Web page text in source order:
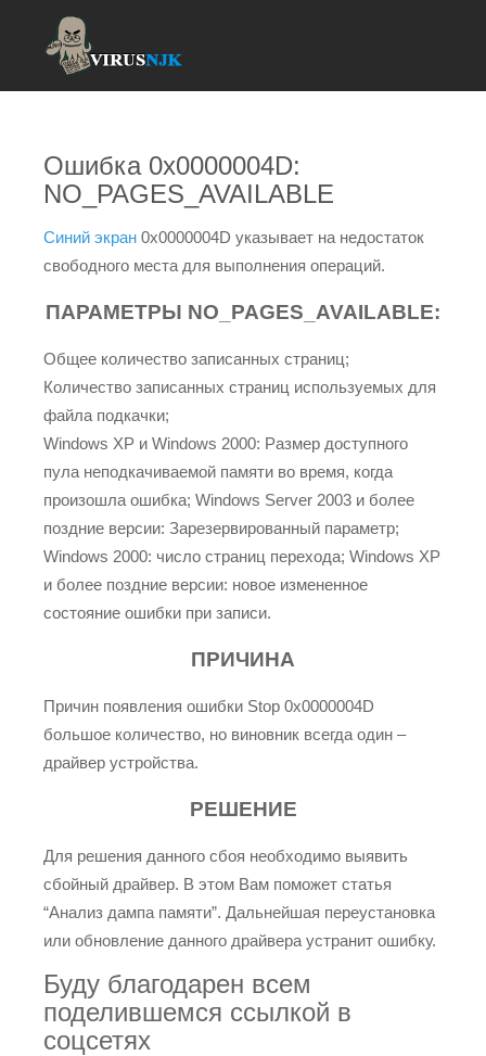
Ошибка 0x0000004D:
NO_PAGES_AVAILABLE
Синий экран 0x0000004D указывает на недостаток
свободного места для выполнения операций.
ПАРАМЕТРЫ NO_PAGES_AVAILABLE:
Общее количество записанных страниц;
Количество записанных страниц используемых для
файла подкачки;
Windows XP и Windows 2000: Размер доступного
пула неподкачиваемой памяти во время, когда
произошла ошибка; Windows Server 2003 и более
поздние версии: Зарезервированный параметр;
Windows 2000: число страниц перехода; Windows XP
и более поздние версии: новое измененное
состояние ошибки при записи.
ПРИЧИНА
Причин появления ошибки Stop 0x0000004D
большое количество, но виновник всегда один –
драйвер устройства.
РЕШЕНИЕ
Для решения данного сбоя необходимо выявить
сбойный драйвер. В этом Вам поможет статья
“Анализ дампа памяти”. Дальнейшая переустановка
или обновление данного драйвера устранит ошибку.
Буду благодарен всем
поделившемся ссылкой в
соцсетях